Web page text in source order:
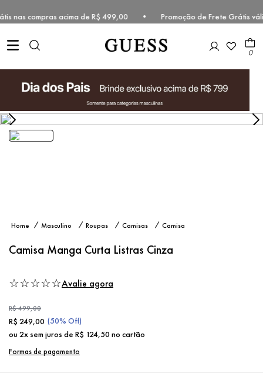
nas compras acima de R$ 499,00 • Promoção de Frete
0
Masculino Roupas Camisas
Camisa
Camisa Manga Curta Listras Cinza
☆☆☆☆☆Avalie agora
R$499,00
R$ 249,00 (50% Off)
ou2x sem juros de R$ 124,50 no cartão
Formas de pagamento